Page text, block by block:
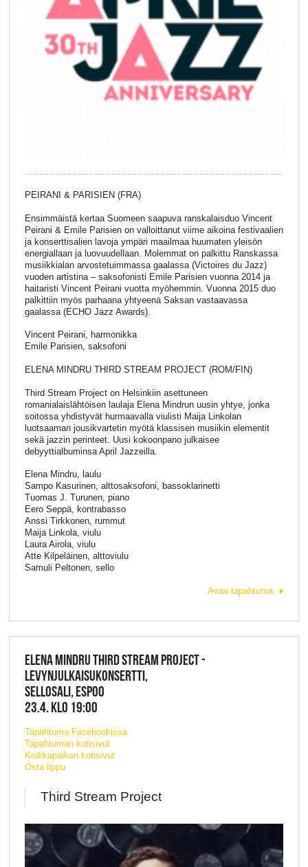
PEIRANI & PARISIEN (FRA)
Ensimmäistä kertaa Suomeen saapuva ranskalaisduo Vincent
Peirani & Emile Parisien on valloittanut viime aikoina festivaalien
ja konserttisalien lavoja ympäri maailmaa huumaten yleisön
energiallaan ja luovuudellaan. Molemmat on palkittu Ranskassa
musiikkialan arvostetuimmassa gaalassa (Victoires du Jazz)
vuoden artistina – saksofonisti Emile Parisien vuonna 2014 ja
haitaristi Vincent Peirani vuotta myöhemmin. Vuonna 2015 duo
palkittiin myös parhaana yhtyeenä Saksan vastaavassa
gaalassa (ECHO Jazz Awards).
Vincent Peirani, harmonikka
Emile Parisien, saksofoni
ELENA MINDRU THIRD STREAM PROJECT (ROM/FIN)
Third Stream Project on Helsinkiin asettuneen
romanialaislähtöisen laulaja Elena Mindrun uusin yhtye, jonka
soitossa yhdistyvät hurmaavalla viulisti Maija Linkolan
luotsaaman jousikvartetin myötä klassisen musiikin elementit
sekä jazzin perinteet. Uusi kokoonpano julkaisee
debyyttialbuminsa April Jazzeilla.
Elena Mindru, laulu
Sampo Kasurinen, alttosaksofoni, bassoklarinetti
Tuomas J. Turunen, piano
Eero Seppä, kontrabasso
Anssi Tirkkonen, rummut
Maija Linkola, viulu
Laura Airola, viulu
Atte Kilpeläinen, alttoviulu
Samuli Peltonen, sello
Avaa tapahtuma
ELENA MINDRU THIRD STREAM PROJECT -
LEVYNJULKAISUKONSERTTI,
SELLOSALI, ESPOO
23.4. KLO 19:00
Tapahtuma Facebookissa
Tapahtuman kotisivut
Keikkapaikan kotisivut
Osta lippu
Third Stream Project